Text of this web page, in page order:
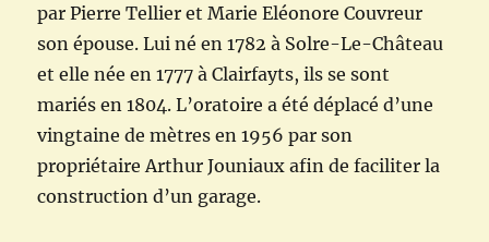
par Pierre Tellier et Marie Eléonore Couvreur
son épouse. Lui né en 1782 à Solre-Le-Château
et elle née en 1777 à Clairfayts, ils se sont
mariés en 1804. L’oratoire a été déplacé d’une
vingtaine de mètres en 1956 par son
propriétaire Arthur Jouniaux afin de faciliter la
construction d’un garage.